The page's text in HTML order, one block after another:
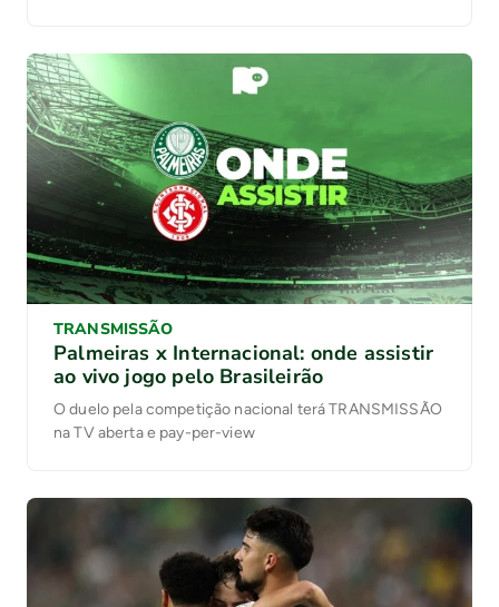
TRANSMISSÃO
Palmeiras x Internacional: onde assistir
ao vivo jogo pelo Brasileirão
O duelo pela competição nacional terá TRANSMISSÃO
na TV aberta e pay-per-view